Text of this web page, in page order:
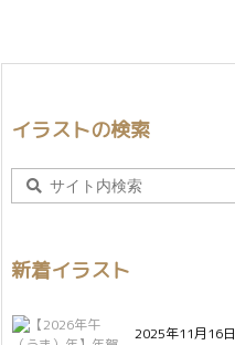
イラストの検索
新着イラスト
2025年11月16日